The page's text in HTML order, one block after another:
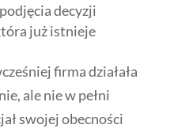
decyzji
już istnieje
firma działała
ale nie w pełni
swojej obecności